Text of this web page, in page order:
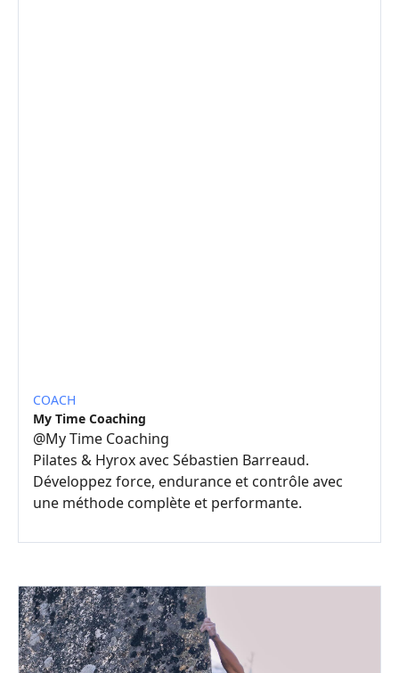
COACH
My Time Coaching
@My Time Coaching
Pilates & Hyrox avec Sébastien Barreaud.
Développez force, endurance et contrôle avec
une méthode complète et performante.